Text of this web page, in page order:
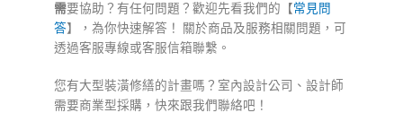
需要協助？有任何問題？歡迎先看我們的【常見問
答】，為你快速解答！ 關於商品及服務相關問題，可
透過客服專線或客服信箱聯繫。
您有大型裝潢修繕的計畫嗎？室內設計公司、設計師
需要商業型採購，快來跟我們聯絡吧！